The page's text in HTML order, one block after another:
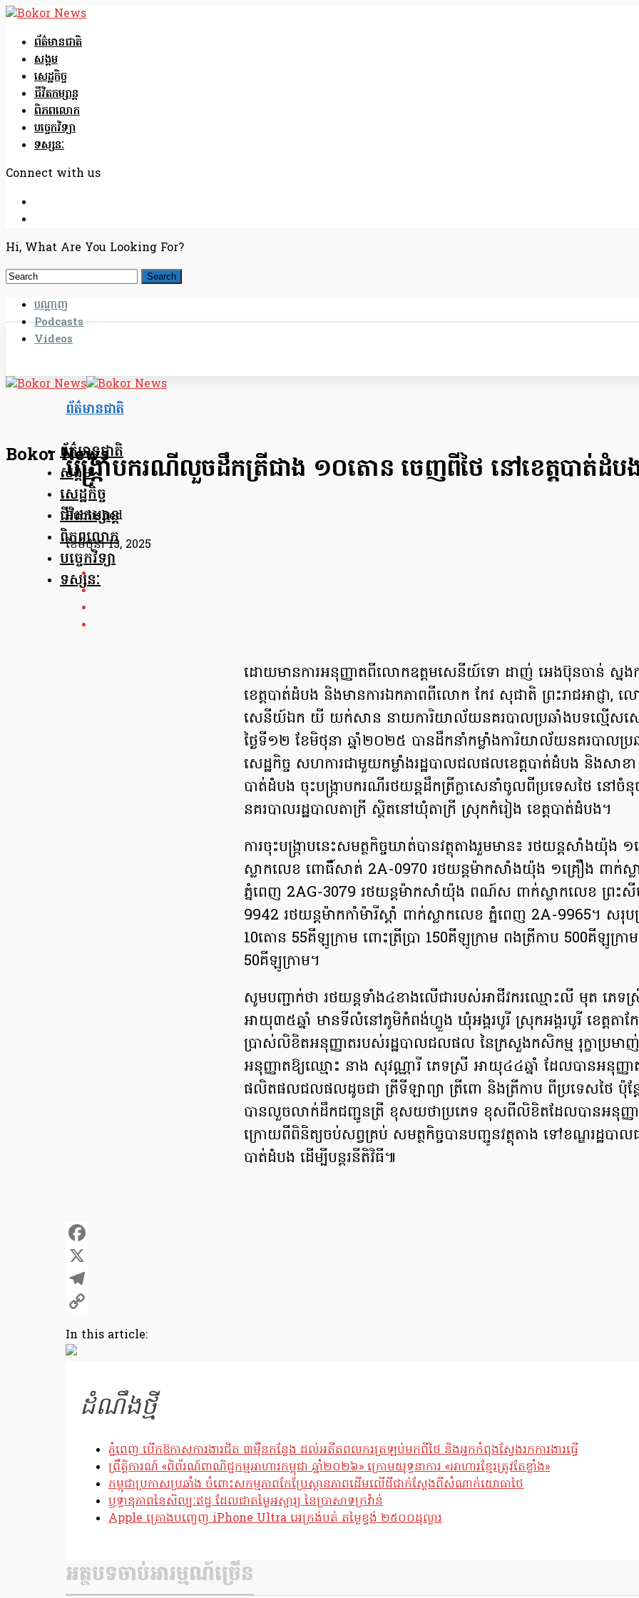
ព័ត៌មានជាតិ
សង្គម
សេដ្ឋកិច្ច
ជីវិតកម្សាន្ត
ពិភពលោក
បច្ចេកវិទ្យា
ទស្សនៈ
Connect with us
Hi, What Are You Looking For?
បណ្តាញ
Podcasts
Videos
Bokor News
ព័ត៌មានជាតិ
សង្គម
សេដ្ឋកិច្ច
ជីវិតកម្សាន្ត
ពិភពលោក
បច្ចេកវិទ្យា
ទស្សនៈ
ព័ត៌មានជាតិ
បង្ក្រាបករណីលួចដឹកត្រីជាង ១០តោន ចេញពីថៃ នៅខេត្តបាត់ដំប
Published
ខែ​មិថុនា 13, 2025
ដោយមានការអនុញ្ញាតពីលោកឧត្តមសេនីយ៍ទោ ដាញ់ អេងប៊ុនចាន់ ស្នង
ខេត្តបាត់ដំបង និងមានការឯកភាពពីលោក កែវ សុជាតិ ព្រះរាជអាជ្ញា, ល
សេនីយ៍ឯក យី យក់សាន នាយការិយាល័យនគរបាលប្រឆាំងបទល្មើសសេ
ថ្ងៃទី១២ ខែមិថុនា ឆ្នាំ២០២៥ បានដឹកនាំកម្លាំង​ការិយាល័យនគរបាលប្
សេដ្ឋកិច្ច សហការជាមួយកម្លាំងរដ្ឋបាលជលផលខេត្តបាត់ដំបង និងសាខា
បាត់ដំបង ចុះបង្ក្រាបករណីរថយន្តដឹកត្រីក្លាសេនាំចូលពីប្រទេសថៃ នៅចំ
នគរបាលរដ្ឋបាលតាក្រី ស្ថិតនៅឃុំតាក្រី ស្រុកកំរៀង ខេត្តបាត់ដំបង។
ការចុះបង្ក្រាបនេះសមត្ថកិច្ចឃាត់បានវត្ថុតាងរួមមាន៖ រថយន្តសាំងយ៉ុង
ស្លាកលេខ ពោធិ៍សាត់ 2A-0970 រថយន្តម៉ាកសាំងយ៉ុង ១គ្រឿង ពាក់ស្
ភ្នំពេញ 2AG-3079 រថយន្តម៉ាកសាំយ៉ុង ពណ៍ស ពាក់ស្លាកលេខ ព្រ
9942 រថយន្តម៉ាកកាំម៉ារីស្តាំ ពាក់ស្លាកលេខ ភ្នំពេញ 2A-9965។ សរុប
10តោន 55គីឡូក្រាម ពោះត្រីប្រា 150គីឡូក្រាម ពងត្រីកាប 500គីឡូក្រាម
50គីឡូក្រាម។
សូមបញ្ជាក់ថា រថយន្តទាំង៤ខាងលើជារបស់អាជីវករឈ្មោះលី មុត ភេទ
អាយុ៣៥ឆ្នាំ មានទីលំនៅភូមិកំពង់ហ្លួង ឃុំអង្គរបូរី ស្រុកអង្គរបូរី ខេត្តតាកែ
ប្រាស់លិខិតអនុញ្ញាតរបស់រដ្ឋបាលជលផល នៃក្រសួងកសិកម្ម រុក្ខាប្រម
អនុញ្ញាតឱ្យឈ្មោះ នាង សុវណ្ណារី ភេទស្រី អាយុ៤៤ឆ្នាំ ដែលបានអនុញ្ញ
ផលិតផលជលផលដូចជា ត្រីទីឡាព្យា ត្រីពោ និងត្រីកាប ពីប្រទេសថៃ ប៉ុន្ត
បានលួចលាក់ដឹកជញ្ជូនត្រី ខុសយថាប្រភេទ ខុសពីលិខិតដែលបានអនុញ្ញ
ក្រោយពីពិនិត្យចប់សព្វគ្រប់ សមត្ថកិច្ចបានបញ្ជូនវត្ថុតាង ទៅខណ្ឌរដ្ឋបា
បាត់ដំបង ដើម្បីបន្តរនីតិវិធី៕
Facebook
X
Telegram
Link
In this article:
ដំណឹងថ្មី
ភ្នំពេញ បើកឱកាសការងារជិត ៣ម៉ឺនកន្លែង ដល់អតីតពលករត្រឡប់មកពីថៃ និងអ្នកកំពុងស្វែងរកការងារធ្វើ
ព្រឹត្តិការណ៍ «ពិព័រណ៍ពាណិជ្ជកម្មអាហារកម្ពុជា ឆ្នាំ២០២៦» ក្រោមយុទ្ធនាការ «អាហារខ្មែរត្រូវតែខ្លាំង»
កម្ពុជាប្រកាសប្រឆាំង ចំពោះសកម្មភាពកែប្រែស្ថានភាពដើមលើដីជាក់ស្តែងពីសំណាក់យោធាថៃ
ឫទ្ធានុភាពនៃសិល្បៈឥដ្ឋ ដែលជាតម្លៃអស្ចារ្យ នៃប្រាសាទក្រវ៉ាន់
Apple គ្រោងបញ្ចេញ iPhone Ultra អេក្រង់បត់ តម្លៃខ្ទង់ ២៥០០ដុល្លារ
អត្ថបទចាប់អារម្មណ៍ច្រើន